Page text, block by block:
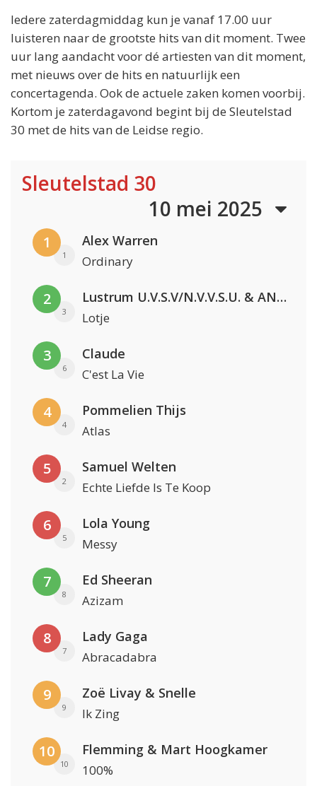
Iedere zaterdagmiddag kun je vanaf 17.00 uur
luisteren naar de grootste hits van dit moment. Twee
uur lang aandacht voor dé artiesten van dit moment,
met nieuws over de hits en natuurlijk een
concertagenda. Ook de actuele zaken komen voorbij.
Kortom je zaterdagavond begint bij de Sleutelstad
30 met de hits van de Leidse regio.
Sleutelstad 30
10 mei 2025
1
1
Alex Warren
Ordinary
2
3
Lustrum U.V.S.V/N.V.V.S.U. & ANNO ONS & Jopke van Dobbenburgh & Roeland Beelen
Lotje
3
6
Claude
C'est La Vie
4
4
Pommelien Thijs
Atlas
5
2
Samuel Welten
Echte Liefde Is Te Koop
6
5
Lola Young
Messy
7
8
Ed Sheeran
Azizam
8
7
Lady Gaga
Abracadabra
9
9
Zoë Livay & Snelle
Ik Zing
10
10
Flemming & Mart Hoogkamer
100%